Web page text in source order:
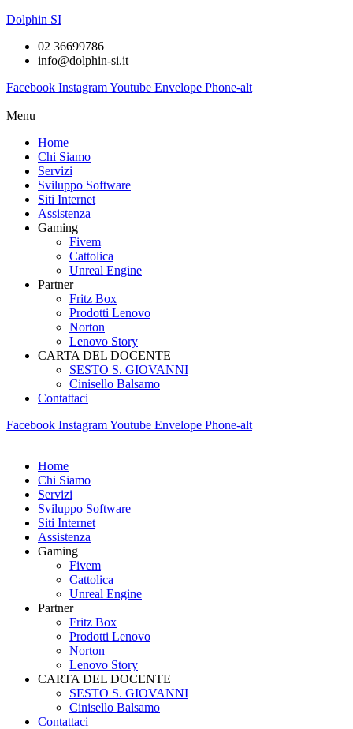
Dolphin SI
02 36699786
info@dolphin-si.it
Facebook InstagramYoutube Envelope Phone-alt
Menu
Home
Chi Siamo
Servizi
Sviluppo Software
Siti Internet
Assistenza
Gaming
Fivem
Cattolica
Unreal Engine
Partner
Fritz Box
Prodotti Lenovo
Norton
Lenovo Story
CARTA DEL DOCENTE
SESTO S. GIOVANNI
Cinisello Balsamo
Contattaci
Facebook InstagramYoutube Envelope Phone-alt
Home
Chi Siamo
Servizi
Sviluppo Software
Siti Internet
Assistenza
Gaming
Fivem
Cattolica
Unreal Engine
Partner
Fritz Box
Prodotti Lenovo
Norton
Lenovo Story
CARTA DEL DOCENTE
SESTO S. GIOVANNI
Cinisello Balsamo
Contattaci